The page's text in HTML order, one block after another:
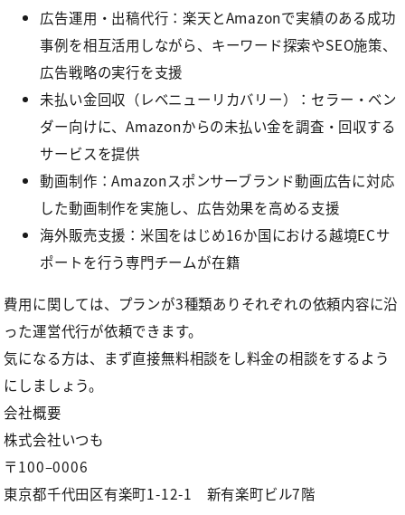
広告運用・出稿代行：楽天とAmazonで実績のある成功
事例を相互活用しながら、キーワード探索やSEO施策、
広告戦略の実行を支援
未払い金回収（レベニューリカバリー）：セラー・ベン
ダー向けに、Amazonからの未払い金を調査・回収する
サービスを提供
動画制作：Amazonスポンサーブランド動画広告に対応
した動画制作を実施し、広告効果を高める支援
海外販売支援：米国をはじめ16か国における越境ECサ
ポートを行う専門チームが在籍
費用に関しては、プランが3種類ありそれぞれの依頼内容に沿
った運営代行が依頼できます。
気になる方は、まず直接無料相談をし料金の相談をするよう
にしましょう。
会社概要
株式会社いつも
〒100–0006
東京都千代田区有楽町1-12-1 新有楽町ビル7階